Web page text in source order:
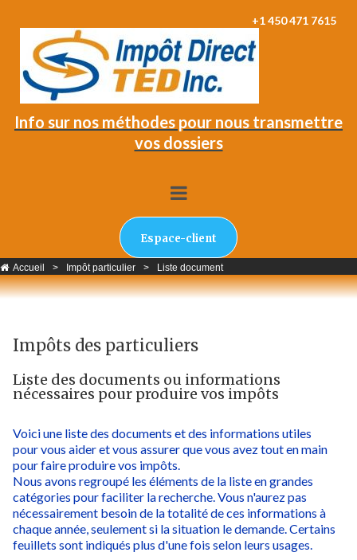
+1 450 471 7615
Info sur nos méthodes pour nous transmettre
vos dossiers
Espace-client
Accueil > Impôt particulier > Liste document
Impôts des particuliers
Liste des documents ou informations
nécessaires pour produire vos impôts
Voici une liste des documents et des informations utiles
pour vous aider et vous assurer que vous avez tout en main
pour faire produire vos impôts.
Nous avons regroupé les éléments de la liste en grandes
catégories pour faciliter la recherche. Vous n'aurez pas
nécessairement besoin de la totalité de ces informations à
chaque année, seulement si la situation le demande. Certains
feuillets sont indiqués plus d'une fois selon leurs usages.